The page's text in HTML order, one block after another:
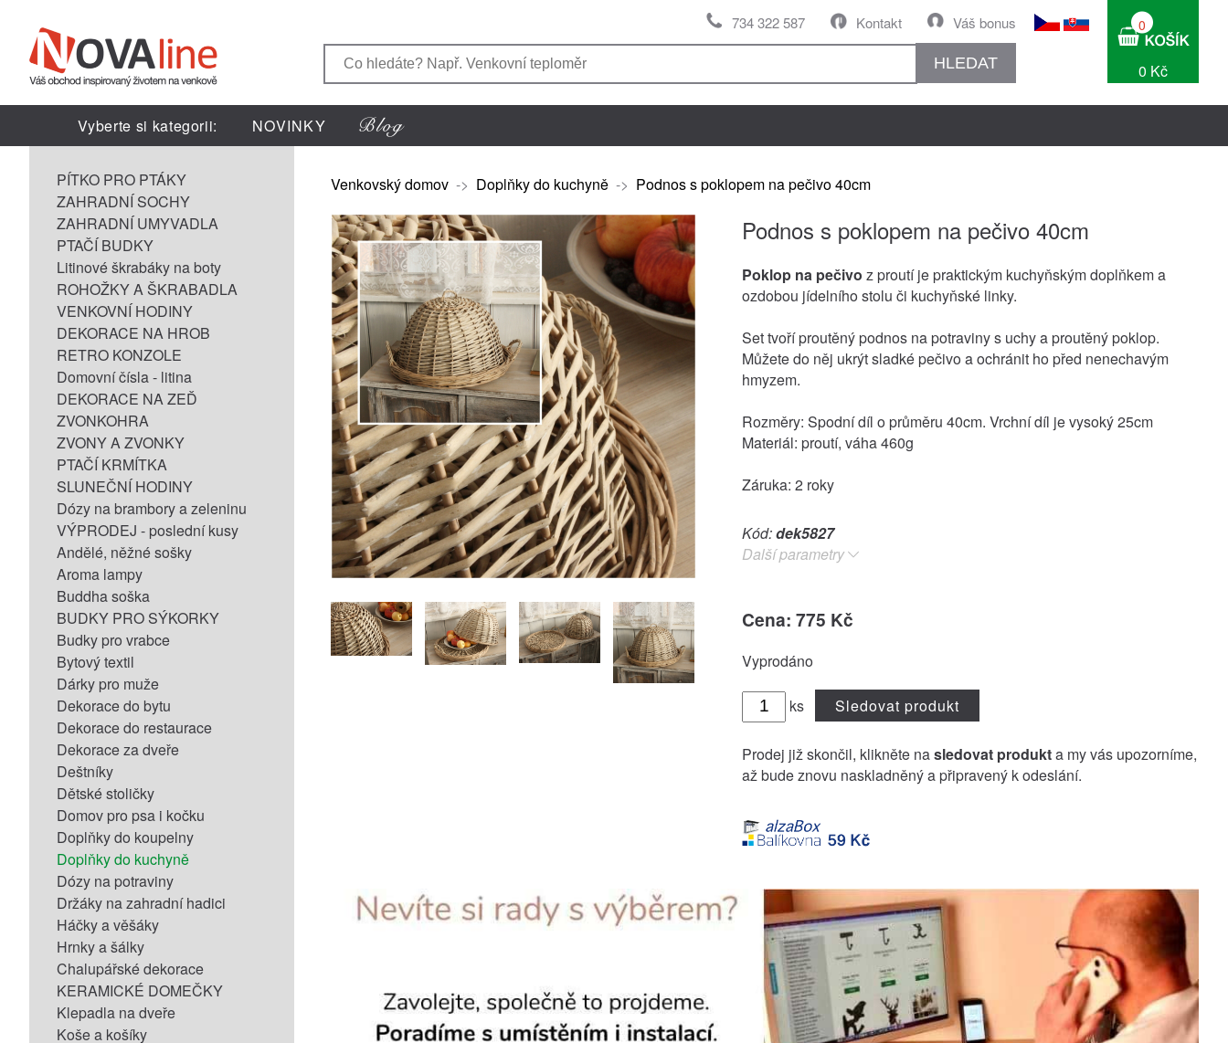
Váš bonus
Kontakt
734 322 587
HLEDAT
0
0 Kč
Vyberte si kategorii: NOVINKY
PÍTKO PRO PTÁKY
ZAHRADNÍ SOCHY
ZAHRADNÍ UMYVADLA
PTAČÍ BUDKY
Litinové škrabáky na boty
ROHOŽKY A ŠKRABADLA
VENKOVNÍ HODINY
DEKORACE NA HROB
RETRO KONZOLE
Domovní čísla - litina
DEKORACE NA ZEĎ
ZVONKOHRA
ZVONY A ZVONKY
PTAČÍ KRMÍTKA
SLUNEČNÍ HODINY
Dózy na brambory a zeleninu
VÝPRODEJ - poslední kusy
Andělé, něžné sošky
Aroma lampy
Buddha soška
BUDKY PRO SÝKORKY
Budky pro vrabce
Bytový textil
Dárky pro muže
Dekorace do bytu
Dekorace do restaurace
Dekorace za dveře
Deštníky
Dětské stoličky
Domov pro psa i kočku
Doplňky do koupelny
Doplňky do kuchyně
Dózy na potraviny
Držáky na zahradní hadici
Háčky a věšáky
Hrnky a šálky
Chalupářské dekorace
KERAMICKÉ DOMEČKY
Klepadla na dveře
Koše a košíky
Venkovský domov -> Doplňky do kuchyně -> Podnos s poklopem na pečivo 40cm
Podnos s poklopem na pečivo 40cm
Poklop na pečivo z proutí je praktickým kuchyňským doplňkem a
ozdobou jídelního stolu či kuchyňské linky.
Set tvoří proutěný podnos na potraviny s uchy a proutěný poklop.
Můžete do něj ukrýt sladké pečivo a ochránit ho před nenechavým
hmyzem.
Rozměry: Spodní díl o průměru 40cm. Vrchní díl je vysoký 25cm
Materiál: proutí, váha 460g
Záruka: 2 roky
Kód:dek5827
Další parametry
Cena: 775 Kč
Vyprodáno
ks Sledovat produkt
Prodej již skončil, klikněte nasledovat produkta my vás upozorníme,
až bude znovu naskladněný a připravený k odeslání.